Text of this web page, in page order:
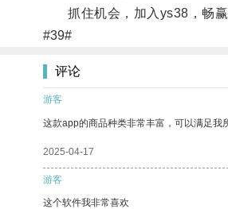
抓住机会，加入ys38，畅赢
#39#
评论
游客
这款app的商品种类非常丰富，可以满足我
2025-04-17
游客
这个软件我非常喜欢